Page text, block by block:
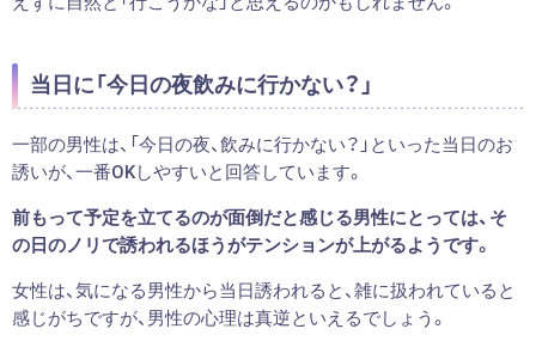
当日に「今日の夜飲みに行かない？」
一部の男性は、「今日の夜、飲みに行かない？」といった当日のお
誘いが、一番OKしやすいと回答しています。
前もって予定を立てるのが面倒だと感じる男性にとっては、そ
の日のノリで誘われるほうがテンションが上がるようです。
女性は、気になる男性から当日誘われると、雑に扱われていると
感じがちですが、男性の心理は真逆といえるでしょう。